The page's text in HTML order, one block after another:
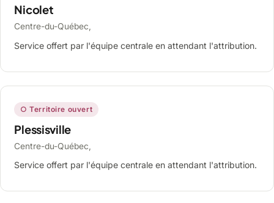
Nicolet
Centre-du-Québec,
Service offert par l'équipe centrale en attendant l'attribution.
○ Territoire ouvert
Plessisville
Centre-du-Québec,
Service offert par l'équipe centrale en attendant l'attribution.